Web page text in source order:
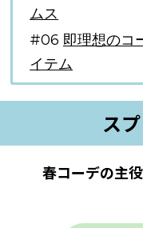
ムス
#06 即理想のコ
イテム
ス
春コーデの主